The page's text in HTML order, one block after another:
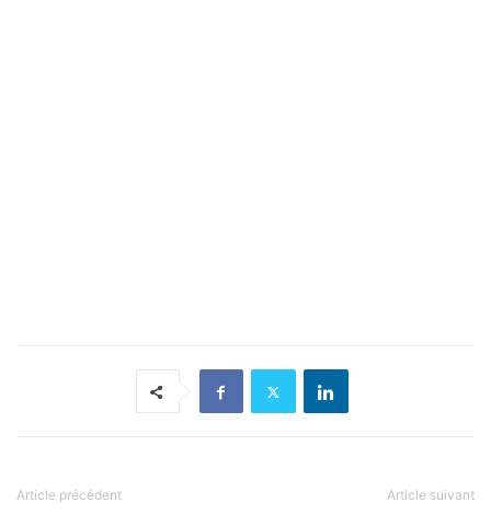
Article précédent Article suivant